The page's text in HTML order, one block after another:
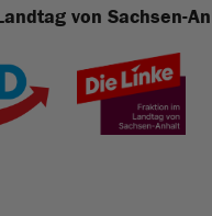
von Sachsen-